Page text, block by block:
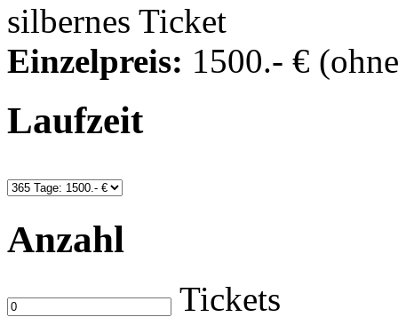
silbernes Ticket
Einzelpreis: 1500.- €
Laufzeit
Anzahl
Tickets